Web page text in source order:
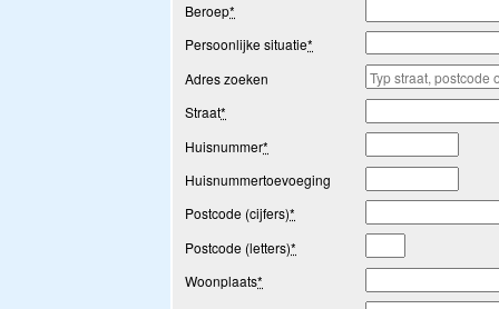
Beroep*
Persoonlijke situatie*
Adres zoeken
Straat*
Huisnummer*
Huisnummertoevoeging
Postcode (cijfers)*
Postcode (letters)*
Woonplaats*